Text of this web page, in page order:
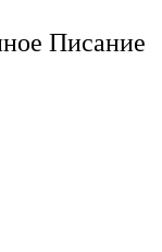
Писание